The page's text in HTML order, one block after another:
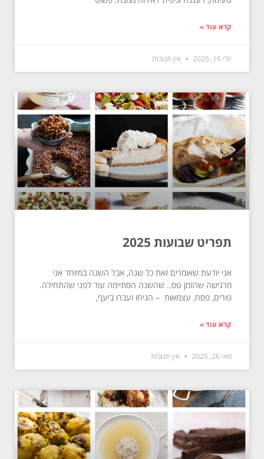
קרא עוד »
יולי 16, 2025 אין תגובות
תפריט שבועות 2025
אני יודעת שאומרים זאת כל שנה, אבל השנה במיוחד אני
מרגישה שהזמן טס.. שהשנה הסתיימה עוד לפני שהתחילה.
פורים, פסח, עצמאות – הגיחו ועברו ביעף,
קרא עוד »
מאי 26, 2025 אין תגובות